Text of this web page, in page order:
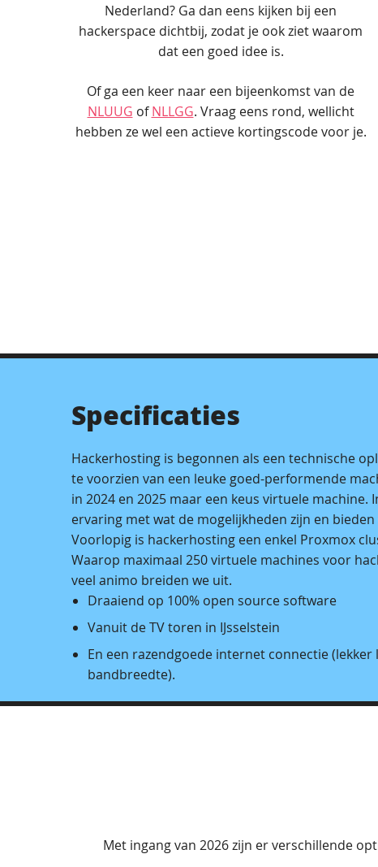
Nederland? Ga dan eens kijken bij een
hackerspace dichtbij, zodat je ook ziet waarom
dat een goed idee is.
Of ga een keer naar een bijeenkomst van de
NLUUG ofNLLGG. Vraag eens rond, wellicht
hebben ze wel een actieve kortingscode voor je.
Specificaties
Hackerhosting is begonnen als een technische
te voorzien van een leuke goed-performende
in 2024 en 2025 maar een keus virtuele machine.
ervaring met wat de mogelijkheden zijn en
Voorlopig is hackerhosting een enkel Proxmox
Waarop maximaal 250 virtuele machines voor
veel animo breiden we uit.
Draaiend op 100% open source software
Vanuit de TV toren in IJsselstein
En een razendgoede internet connectie (lekker
bandbreedte).
Met ingang van 2026 zijn er verschillende